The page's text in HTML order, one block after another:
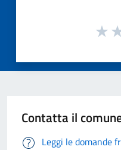
Contatta il
Leggi le domande